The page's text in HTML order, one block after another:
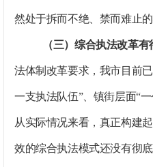
然处于拆而不绝、禁而难止
（三）综合执法改革有
法体制改革要求，我市目前
一支执法队伍”、镇街层面“
从实际情况来看，真正构建
效的综合执法模式还没有彻底